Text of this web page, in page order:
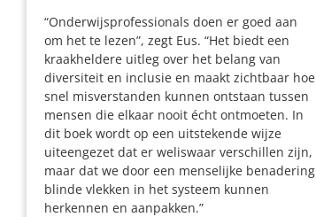
“Onderwijsprofessionals doen er goed aan
om het te lezen”, zegt Eus. “Het biedt een
kraakheldere uitleg over het belang van
diversiteit en inclusie en maakt zichtbaar hoe
snel misverstanden kunnen ontstaan tussen
mensen die elkaar nooit écht ontmoeten. In
dit boek wordt op een uitstekende wijze
uiteengezet dat er weliswaar verschillen zijn,
maar dat we door een menselijke benadering
blinde vlekken in het systeem kunnen
herkennen en aanpakken.”